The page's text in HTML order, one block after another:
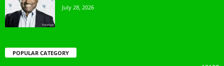
July 28, 2026
POPULAR CATEGORY